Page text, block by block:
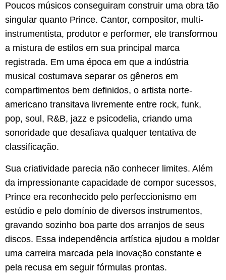
Poucos músicos conseguiram construir uma obra tão
singular quanto Prince. Cantor, compositor, multi-
instrumentista, produtor e performer, ele transformou
a mistura de estilos em sua principal marca
registrada. Em uma época em que a indústria
musical costumava separar os gêneros em
compartimentos bem definidos, o artista norte-
americano transitava livremente entre rock, funk,
pop, soul, R&B, jazz e psicodelia, criando uma
sonoridade que desafiava qualquer tentativa de
classificação.
Sua criatividade parecia não conhecer limites. Além
da impressionante capacidade de compor sucessos,
Prince era reconhecido pelo perfeccionismo em
estúdio e pelo domínio de diversos instrumentos,
gravando sozinho boa parte dos arranjos de seus
discos. Essa independência artística ajudou a moldar
uma carreira marcada pela inovação constante e
pela recusa em seguir fórmulas prontas.